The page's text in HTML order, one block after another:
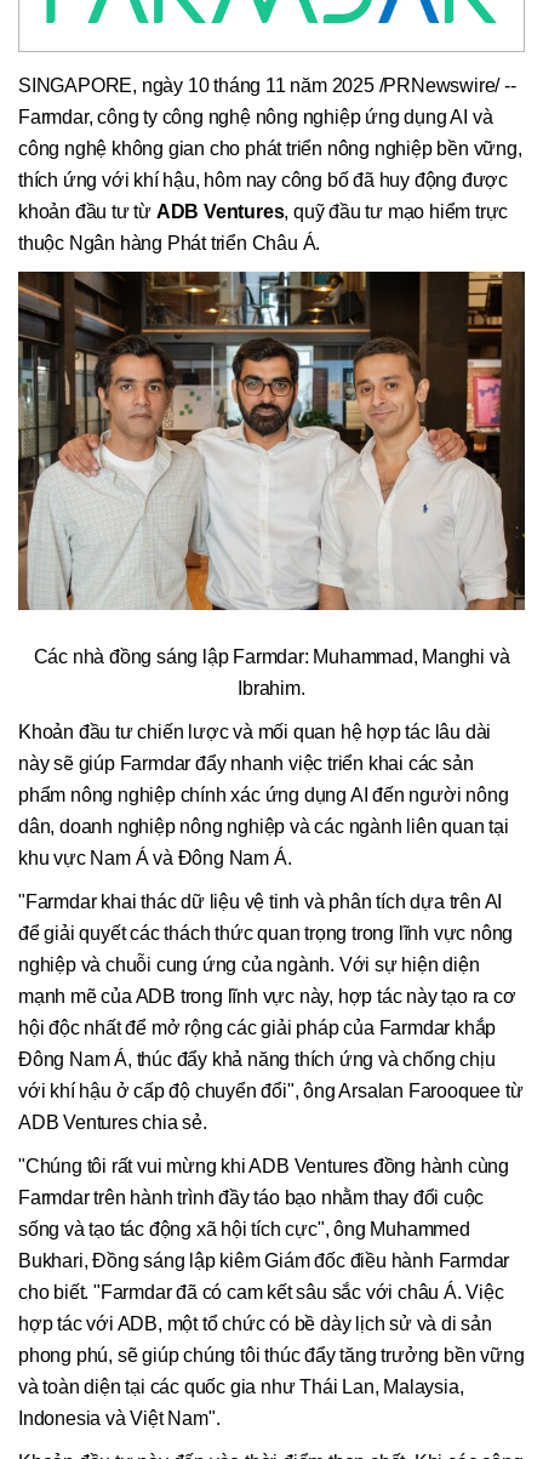
SINGAPORE, ngày 10 tháng 11 năm 2025 /PRNewswire/ --
Farmdar, công ty công nghệ nông nghiệp ứng dụng AI và
công nghệ không gian cho phát triển nông nghiệp bền vững,
thích ứng với khí hậu, hôm nay công bố đã huy động được
khoản đầu tư từ ADB Ventures, quỹ đầu tư mạo hiểm trực
thuộc Ngân hàng Phát triển Châu Á.
Các nhà đồng sáng lập Farmdar: Muhammad, Manghi và
Ibrahim.
Khoản đầu tư chiến lược và mối quan hệ hợp tác lâu dài
này sẽ giúp Farmdar đẩy nhanh việc triển khai các sản
phẩm nông nghiệp chính xác ứng dụng AI đến người nông
dân, doanh nghiệp nông nghiệp và các ngành liên quan tại
khu vực Nam Á và Đông Nam Á.
"Farmdar khai thác dữ liệu vệ tinh và phân tích dựa trên AI
để giải quyết các thách thức quan trọng trong lĩnh vực nông
nghiệp và chuỗi cung ứng của ngành. Với sự hiện diện
mạnh mẽ của ADB trong lĩnh vực này, hợp tác này tạo ra cơ
hội độc nhất để mở rộng các giải pháp của Farmdar khắp
Đông Nam Á, thúc đẩy khả năng thích ứng và chống chịu
với khí hậu ở cấp độ chuyển đổi", ông Arsalan Farooquee từ
ADB Ventures chia sẻ.
"Chúng tôi rất vui mừng khi ADB Ventures đồng hành cùng
Farmdar trên hành trình đầy táo bạo nhằm thay đổi cuộc
sống và tạo tác động xã hội tích cực", ông Muhammed
Bukhari, Đồng sáng lập kiêm Giám đốc điều hành Farmdar
cho biết. "Farmdar đã có cam kết sâu sắc với châu Á. Việc
hợp tác với ADB, một tổ chức có bề dày lịch sử và di sản
phong phú, sẽ giúp chúng tôi thúc đẩy tăng trưởng bền vững
và toàn diện tại các quốc gia như Thái Lan, Malaysia,
Indonesia và Việt Nam".